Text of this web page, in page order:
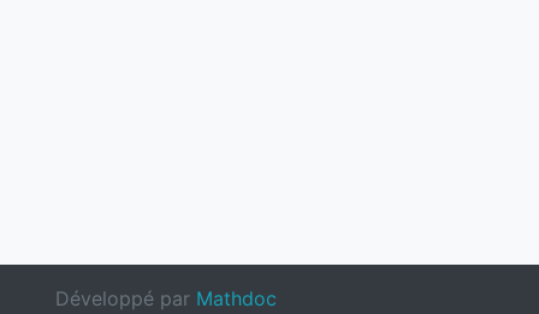
Développé par Mathdoc